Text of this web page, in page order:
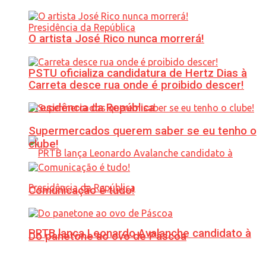
PSTU oficializa candidatura de Hertz Dias à
Presidência da República
PRTB lança Leonardo Avalanche candidato à
O artista José Rico nunca morrerá!
Carreta desce rua onde é proibido descer!
Supermercados querem saber se eu tenho o
clube!
Comunicação é tudo!
Do panetone ao ovo de Páscoa